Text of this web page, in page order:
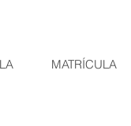
MATRÍCULA